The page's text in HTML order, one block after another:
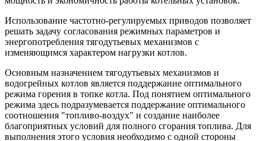
Использование частотно-регулируемых приводов позволяет
решать задачу согласования режимных параметров и
энергопотребления тягодутьевых механизмов с
изменяющимся характером нагрузки котлов.
Основным назначением тягодутьевых механизмов и
водогрейных котлов является поддержание оптимального
режима горения в топке котла. Под понятием оптимального
режима здесь подразумевается поддержание оптимального
соотношения "топливо-воздух" и создание наиболее
благоприятных условий для полного сгорания топлива. Для
выполнения этого условия необходимо с одной стороны